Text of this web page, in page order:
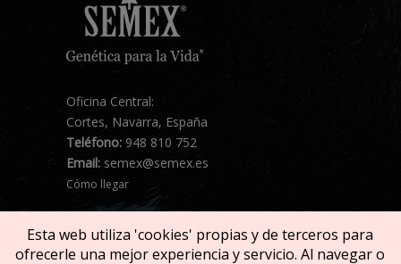
Oficina Central:
Cortes, Navarra, España
Teléfono: 948 810 752
Email: semex@semex.es
Cómo llegar
Esta web utiliza 'cookies' propias y de terceros para
ofrecerle una mejor experiencia y servicio. Al navegar o